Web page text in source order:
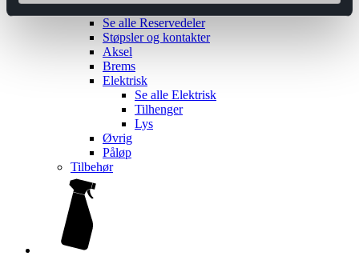
Reservedeler
Se alle Reservedeler
Støpsler og kontakter
Aksel
Brems
Elektrisk
Se alle Elektrisk
Tilhenger
Lys
Øvrig
Påløp
Tilbehør